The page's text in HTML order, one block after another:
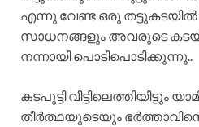
എന്നു വേണ്ട ഒരു തട്ടുകടയിൽ
സാധനങ്ങളും അവരുടെ
നന്നായി പൊടിപൊടിക്കുന്നു..
കടപൂട്ടി വീട്ടിലെത്തിയിട്ടും
തീർത്ഥയുടെയും